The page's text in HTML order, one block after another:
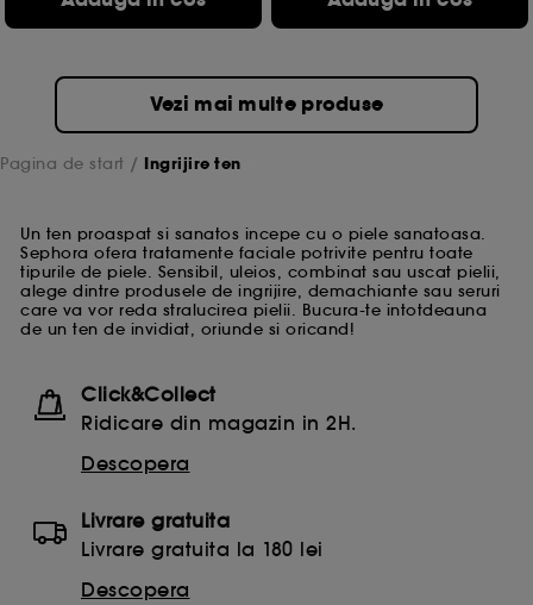
Vezi mai multe produse
Pagina de start Ingrijire ten
Un ten proaspat si sanatos incepe cu o piele sanatoasa.
Sephora ofera tratamente faciale potrivite pentru toate
tipurile de piele. Sensibil, uleios, combinat sau uscat pielii,
alege dintre produsele de ingrijire, demachiante sau seruri
care va vor reda stralucirea pielii. Bucura-te intotdeauna
de un ten de invidiat, oriunde si oricand!
Click&Collect
Ridicare din magazin in 2H.
Descopera
Livrare gratuita
Livrare gratuita la 180 lei
Descopera